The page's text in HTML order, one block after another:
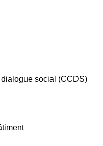
social (CCDS)